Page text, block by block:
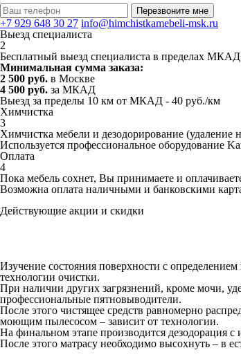
Перезвоните мне
+7 929 648 30 27 info@himchistkamebeli-msk.ru
Выезд специалиста
2
Бесплатный выезд специалиста в пределах
Минимальная сумма заказа:
2 500 руб. в Москве
4 500 руб. за МКАД
Выезд за пределы 10 км от МКАД - 40 руб./км
Химчистка
3
Химчистка мебели и дезодорирование (удаление
Используется профессиональное оборудование
Оплата
4
Пока мебель сохнет, Вы принимаете и
Возможна оплата наличными и банковскими
Действующие акции и скидки
Изучение состояния поверхности с
технологии очистки.
При наличии других загрязнений, кроме мочи,
профессиональные пятновыводители.
После этого чистящее средств равномерно
моющим пылесосом – зависит от технологии.
На финальном этапе производится дезодорация
После этого матрасу необходимо высохнуть – в